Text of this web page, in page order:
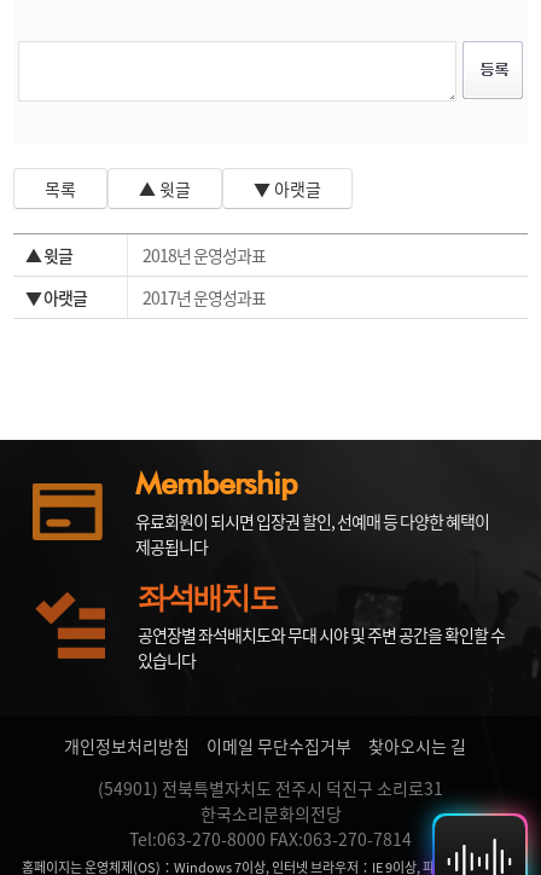
목록 ▲ 윗글 ▼ 아랫글
▲ 윗글
2018년 운영성과표
▼ 아랫글
2017년 운영성과표
Membership
유료회원이 되시면 입장권 할인, 선예매 등 다양한 혜택이
제공됩니다
좌석배치도
공연장별 좌석배치도와 무대 시야 및 주변 공간을 확인할 수
있습니다
개인정보처리방침 이메일 무단수집거부
찾아오시는 길
(54901) 전북특별자치도 전주시 덕진구 소리로31
한국소리문화의전당
Tel:063-270-8000 FAX:063-270-7814
홈페이지는 운영체제(OS)：Windows 7이상, 인터넷 브라우저：IE 9이상, 파이어 폭스, 크롬,